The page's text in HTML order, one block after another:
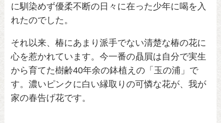
に馴染めず優柔不断の日々に在った少年に喝を入
れたのでした。
それ以来、椿にあまり派手でない清楚な椿の花に
心を惹かれています。今一番の贔屓は自分で実生
から育てた樹齢40年余の鉢植えの「玉の浦」で
す。濃いピンクに白い縁取りの可憐な花が、我が
家の春告げ花です。